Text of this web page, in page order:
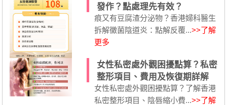
發作？點處理先有效？
痕又有豆腐渣分泌物？香港婦科醫生
拆解黴菌陰道炎：點解反覆...>>了解
更多
女性私密處外觀困擾點算？私密
整形項目、費用及恢復期詳解
女性私密處外觀困擾點算？了解香港
私密整形項目、陰唇縮小費...>>了解